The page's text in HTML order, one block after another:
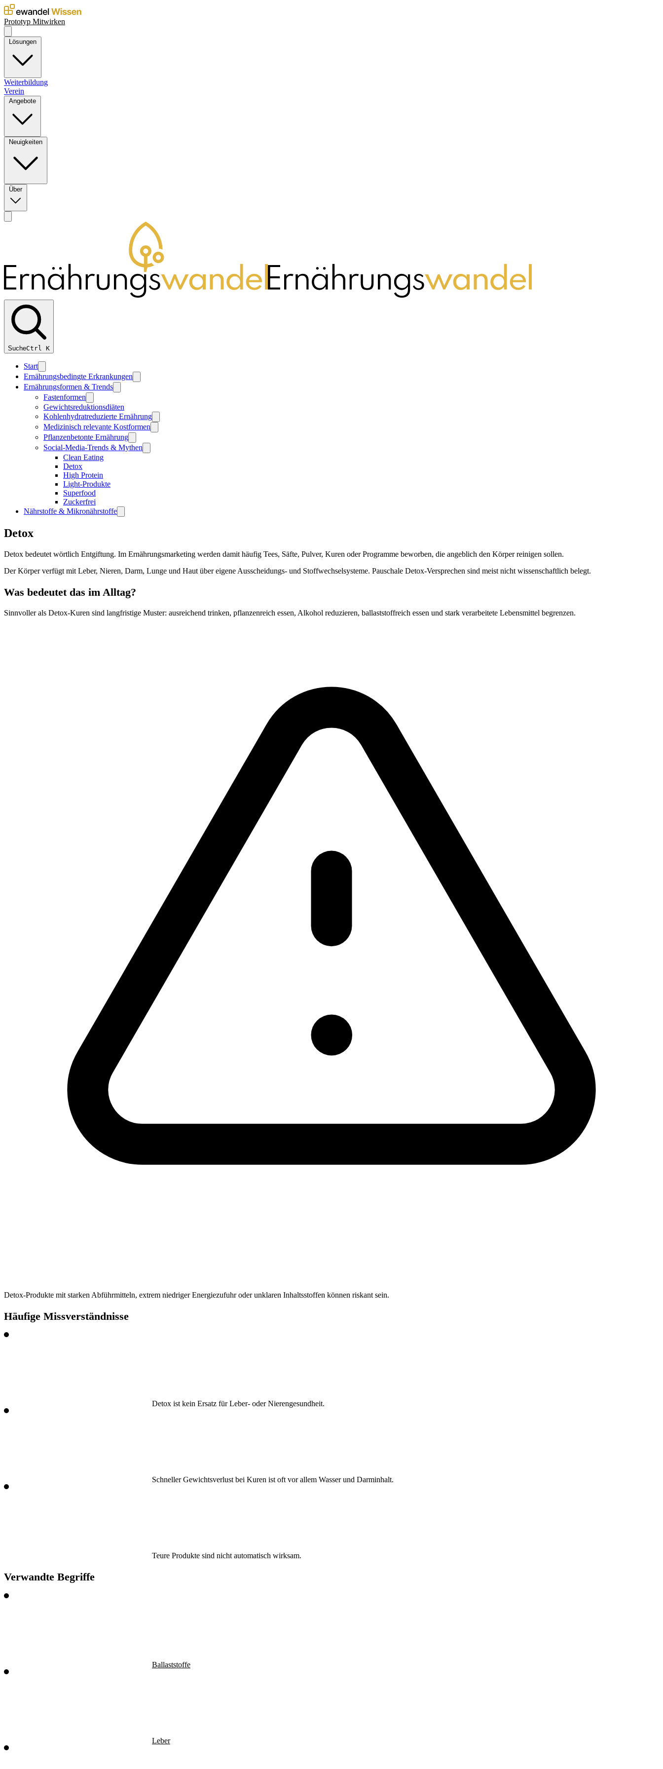
Prototyp Mitwirken
Weiterbildung
Verein
Über
SucheCtrl K
Start
Ernährungsbedingte Erkrankungen
Ernährungsformen & Trends
Fastenformen
Gewichtsreduktionsdiäten
Kohlenhydratreduzierte Ernährung
Medizinisch relevante Kostformen
Pflanzenbetonte Ernährung
Social-Media-Trends & Mythen
Clean Eating
Detox
High Protein
Light-Produkte
Superfood
Zuckerfrei
Nährstoffe & Mikronährstoffe
Detox
Detox bedeutet wörtlich Entgiftung. Im Ernährungsmarketing werden damit häufig Tees, Säfte, Pulver, Kuren oder Programme beworben, die angeblich den Körper reinigen sollen.
Der Körper verfügt mit Leber, Nieren, Darm, Lunge und Haut über eigene Ausscheidungs- und Stoffwechselsysteme. Pauschale Detox-Versprechen sind meist nicht wissenschaftlich belegt.
Was bedeutet das im Alltag?
Sinnvoller als Detox-Kuren sind langfristige Muster: ausreichend trinken, pflanzenreich essen, Alkohol reduzieren, ballaststoffreich essen und stark verarbeitete Lebensmittel begrenzen.
Detox-Produkte mit starken Abführmitteln, extrem niedriger Energiezufuhr oder unklaren Inhaltsstoffen können riskant sein.
Häufige Missverständnisse
Detox ist kein Ersatz für Leber- oder Nierengesundheit.
Schneller Gewichtsverlust bei Kuren ist oft vor allem Wasser und Darminhalt.
Teure Produkte sind nicht automatisch wirksam.
Verwandte Begriffe
Ballaststoffe
Leber